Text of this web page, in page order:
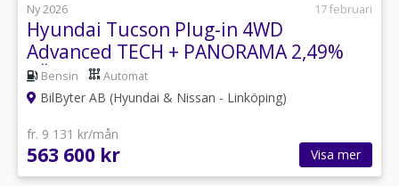
Ny 2026
17 februari
Hyundai Tucson Plug-in 4WD
Advanced TECH + PANORAMA 2,49%
RÄNTA!
Bensin Automat
BilByter AB (Hyundai & Nissan - Linköping)
fr. 9 131 kr/mån
563 600 kr Visa mer